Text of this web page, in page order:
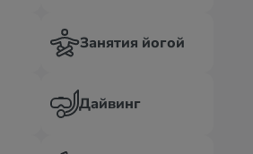
Занятия йогой
Дайвинг